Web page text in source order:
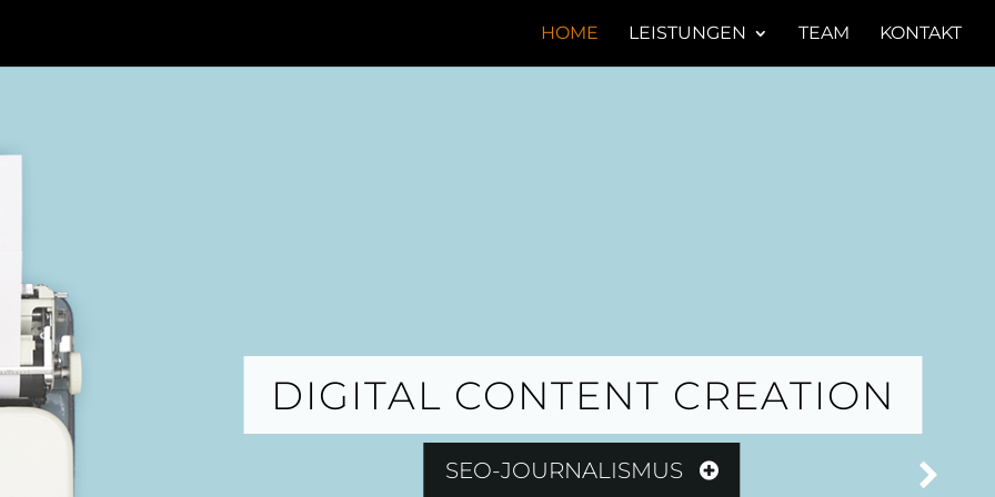
HOME LEISTUNGEN TEAM KONTAKT
DIGITAL CONTENT CREATION
SEO-JOURNALISMUS